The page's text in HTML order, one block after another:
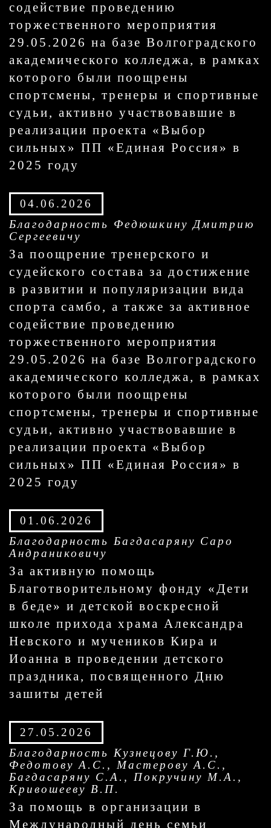
содействие проведению
торжественного мероприятия
29.05.2026 на базе Волгоградского
академического колледжа, в рамках
которого были поощрены
спортсмены, тренеры и спортивные
судьи, активно участвовавшие в
реализации проекта «Выбор
сильных» ПП «Единая Россия» в
2025 году
04.06.2026
Благодарность Федюшкину Дмитрию
Сергеевичу
За поощрение тренерского и
судейского состава за достижение
в развитии и популяризации вида
спорта самбо, а также за активное
содействие проведению
торжественного мероприятия
29.05.2026 на базе Волгоградского
академического колледжа, в рамках
которого были поощрены
спортсмены, тренеры и спортивные
судьи, активно участвовавшие в
реализации проекта «Выбор
сильных» ПП «Единая Россия» в
2025 году
01.06.2026
Благодарность Багдасаряну Саро
Андраниковичу
За активную помощь
Благотворительному фонду «Дети
в беде» и детской воскресной
школе прихода храма Александра
Невского и мучеников Кира и
Иоанна в проведении детского
праздника, посвященного Дню
зашиты детей
27.05.2026
Благодарность Кузнецову Г.Ю.,
Федотову А.С., Мастерову А.С.,
Багдасаряну С.А., Покручину М.А.,
Кривошееву В.П.
За помощь в организации в
Международный день семьи